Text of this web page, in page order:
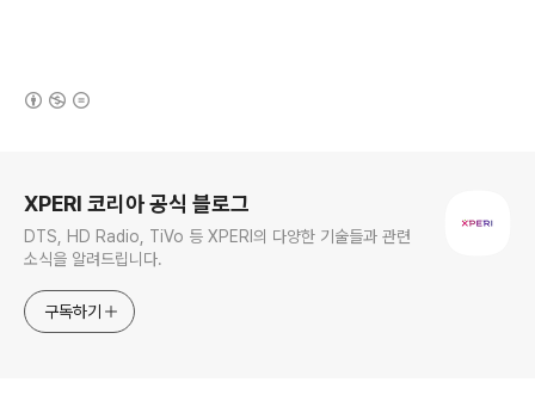
XPERI 코리아 공식 블로그
DTS, HD Radio, TiVo 등 XPERI의 다양한 기술들과 관련
소식을 알려드립니다.
구독하기